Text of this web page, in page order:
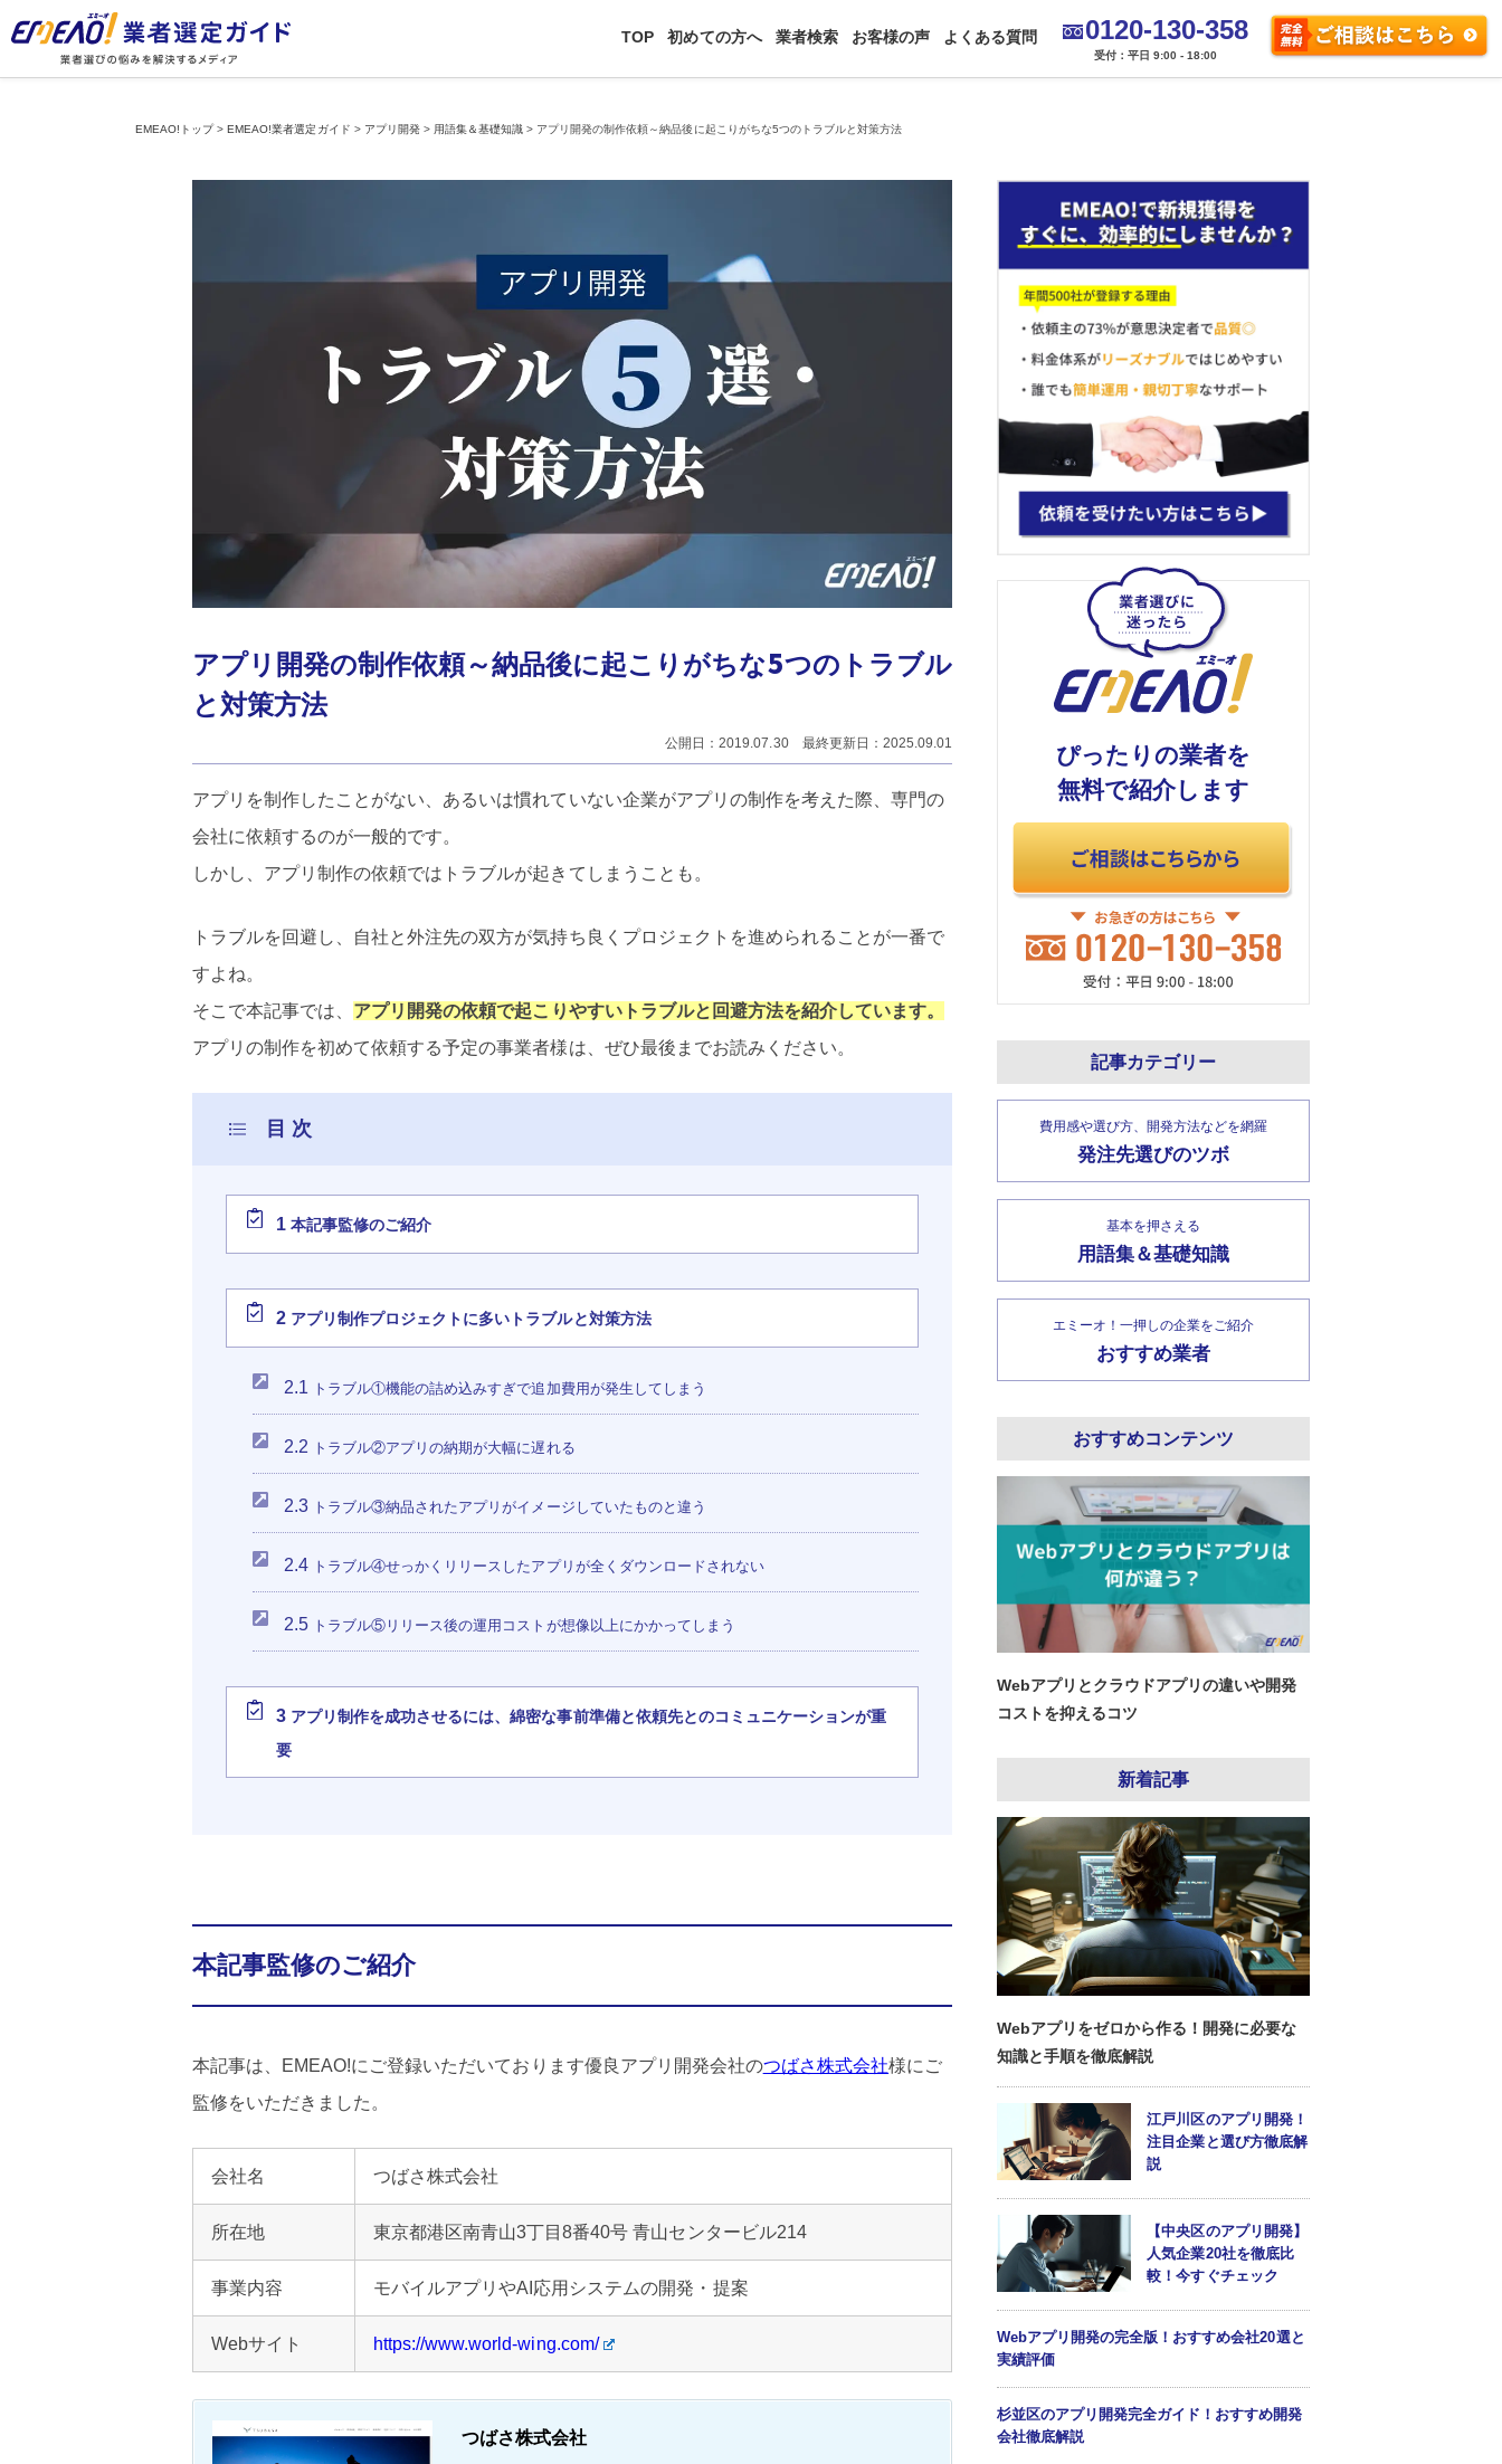
TOP 初めての方へ 業者検索 お客様の声 よくある質問 0120-130-358
受付：平日 9:00 - 18:00
EMEAO!トップ>EMEAO!業者選定ガイド > アプリ開発> 用語集＆基礎知識 > アプリ開発の制作依頼～納品後に起こりがちな5つのトラブルと対策方法
アプリ開発の制作依頼～納品後に起こりがちな5つのトラブル
と対策方法
公開日：2019.07.30 最終更新日：2025.09.01
アプリを制作したことがない、あるいは慣れていない企業がアプリの制作を考えた際、専門の
会社に依頼するのが一般的です。
しかし、アプリ制作の依頼ではトラブルが起きてしまうことも。
トラブルを回避し、自社と外注先の双方が気持ち良くプロジェクトを進められることが一番で
すよね。
そこで本記事では、 アプリ開発の依頼で起こりやすいトラブルと回避方法を紹介しています。
アプリの制作を初めて依頼する予定の事業者様は、ぜひ最後までお読みください。
1 本記事監修のご紹介
2 アプリ制作プロジェクトに多いトラブルと対策方法
2.1 トラブル①機能の詰め込みすぎで追加費用が発生してしまう
2.2 トラブル②アプリの納期が大幅に遅れる
2.3 トラブル③納品されたアプリがイメージしていたものと違う
2.4 トラブル④せっかくリリースしたアプリが全くダウンロードされない
2.5 トラブル⑤リリース後の運用コストが想像以上にかかってしまう
3 アプリ制作を成功させるには、綿密な事前準備と依頼先とのコミュニケーションが重
要
本記事監修のご紹介
本記事は、EMEAO!にご登録いただいております優良アプリ開発会社のつばさ株式会社様にご
監修をいただきました。
会社名 つばさ株式会社
所在地 東京都港区南青山3丁目8番40号 青山センタービル214
事業内容 モバイルアプリやAI 応用システムの開発・提案
Webサイト https://www.world-wing.com/
つばさ株式会社
ぴったりの業者を
無料で紹介します
記事カテゴリー
費用感や選び方、開発方法などを網羅
発注先選びのツボ
基本を押さえる
用語集＆基礎知識
エミーオ！一押しの企業をご紹介
おすすめ業者
おすすめコンテンツ
Webアプリとクラウドアプリの違いや開発
コストを抑えるコツ
新着記事
Webアプリをゼロから作る！開発に必要な
知識と手順を徹底解説
江戸川区のアプリ開発！
注目企業と選び方徹底解
説
【中央区のアプリ開発】
人気企業20社を徹底比
較！今すぐチェック
Webアプリ開発の完全版！おすすめ会社20選と
実績評価
杉並区のアプリ開発完全ガイド！おすすめ開発
会社徹底解説